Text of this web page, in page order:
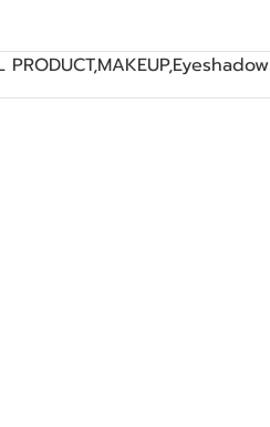
PRODUCT,MAKEUP,Eyeshadow